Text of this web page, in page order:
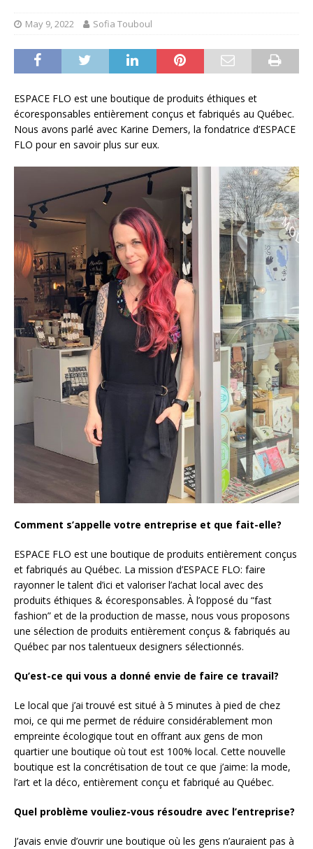
May 9, 2022 Sofia Touboul
ESPACE FLO est une boutique de produits éthiques et
écoresponsables entièrement conçus et fabriqués au Québec.
Nous avons parlé avec Karine Demers, la fondatrice d’ESPACE
FLO pour en savoir plus sur eux.
Comment s’appelle votre entreprise et que fait-elle?
ESPACE FLO est une boutique de produits entièrement conçus
et fabriqués au Québec. La mission d’ESPACE FLO: faire
rayonner le talent d’ici et valoriser l’achat local avec des
produits éthiques & écoresponsables. À l’opposé du “fast
fashion” et de la production de masse, nous vous proposons
une sélection de produits entièrement conçus & fabriqués au
Québec par nos talentueux designers sélectionnés.
Qu’est-ce qui vous a donné envie de faire ce travail?
Le local que j’ai trouvé est situé à 5 minutes à pied de chez
moi, ce qui me permet de réduire considérablement mon
empreinte écologique tout en offrant aux gens de mon
quartier une boutique où tout est 100% local. Cette nouvelle
boutique est la concrétisation de tout ce que j’aime: la mode,
l’art et la déco, entièrement conçu et fabriqué au Québec.
Quel problème vouliez-vous résoudre avec l’entreprise?
J’avais envie d’ouvrir une boutique où les gens n’auraient pas à